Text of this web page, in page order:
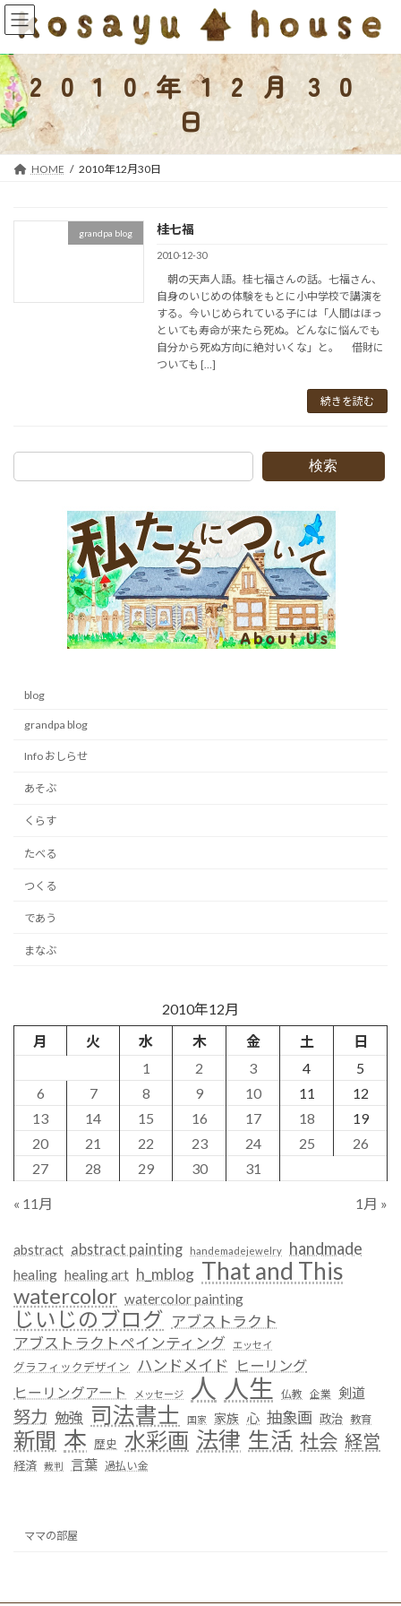
コ
ン
ン
ツ
へ
ス
キ
ッ
ナ
ビ
ー
シ
ョ
ン
に
移
2010年12月30
日
HOME 2010年12月30日
grandpa blog 桂七福
2010-12-30
朝の天声人語。桂七福さんの話。七福さん、
自身のいじめの体験をもとに小中学校で講演を
する。今いじめられている子には「人間はほっ
といても寿命が来たら死ぬ。どんなに悩んでも
自分から死ぬ方向に絶対いくな」と。 借財に
ついても […]
続きを読む
検索
blog
grandpa blog
Info おしらせ
あそぶ
くらす
たべる
つくる
であう
まなぶ
2010年12月
月
火 水 木 金 土
日
1
2 3 4
5
6
7 8 9 10 11
12
13
14 15 16 17 18
19
20
21 22 23 24 25
26
27
28 29 30 31
« 11月 1月 »
abstract abstract painting handemadejewelry handmade
healing healing art h_mblog That and This
watercolor watercolor painting
じいじのブログ アブストラクト
アブストラクトペインティング
エッセイ
グラフィックデザイン ハンドメイド ヒーリング
ヒーリングアート メッセージ 人 人生 仏教 企業 剣道
努力 勉強 司法書士 国家 家族 心 抽象画 政治 教育
新聞 本 歴史 水彩画 法律 生活 社会 経営
経済 裁判 言葉 過払い金
ママの部屋